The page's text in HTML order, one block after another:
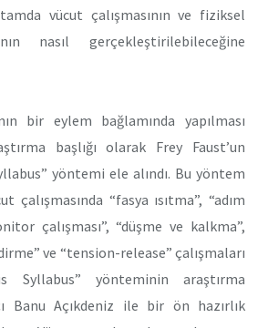
vücut çalışmasının ve fiziksel
nasıl gerçekleştirilebileceğine
bir eylem bağlamında yapılması
başlığı olarak Frey Faust’un
yöntemi ele alındı. Bu yöntem
çalışmasında “fasya ısıtma”, “adım
çalışması”, “düşme ve kalkma”,
ve “tension-release” çalışmaları
Syllabus” yönteminin araştırma
Banu Açıkdeniz ile bir ön hazırlık